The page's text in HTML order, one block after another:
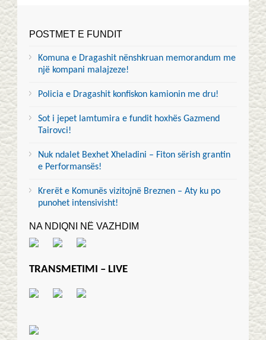
POSTMET E FUNDIT
Komuna e Dragashit nënshkruan memorandum me
një kompani malajzeze!
Policia e Dragashit konfiskon kamionin me dru!
Sot i jepet lamtumira e fundit hoxhës Gazmend
Tairovci!
Nuk ndalet Bexhet Xheladini – Fiton sërish grantin
e Performansës!
Krerët e Komunës vizitojnë Breznen – Aty ku po
punohet intensivisht!
NA NDIQNI NË VAZHDIM
TRANSMETIMI – LIVE